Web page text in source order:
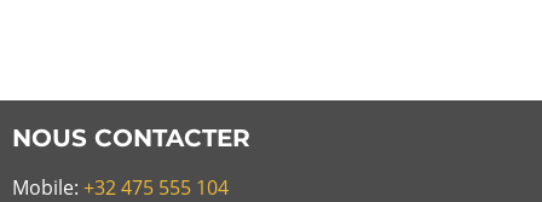
NOUS CONTACTER
Mobile: +32 475 555 104